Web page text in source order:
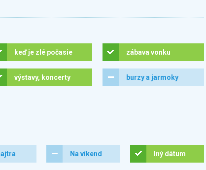
keď je zlé počasie zábava vonku
výstavy, koncerty burzy a jarmoky
Na víkend Iný dátum